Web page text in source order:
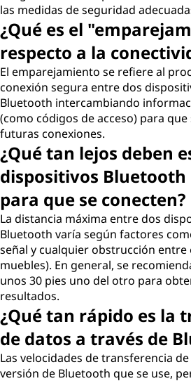
las medidas de seguridad
¿Qué es el
respecto a la
El emparejamiento se refiere al
conexión segura entre dos
Bluetooth intercambiando
(como códigos de acceso) para
futuras conexiones.
¿Qué tan lejos deben
dispositivos
para que se conecten?
La distancia máxima entre dos
Bluetooth varía según factores
señal y cualquier obstrucción entre
muebles). En general, se
unos 30 pies uno del otro para
resultados.
¿Qué tan rápido es la
de datos a través de
Las velocidades de transferencia
versión de Bluetooth que se use,